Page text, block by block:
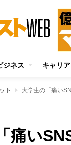
ジネス キャリア
ト 大学生の「痛い
痛い